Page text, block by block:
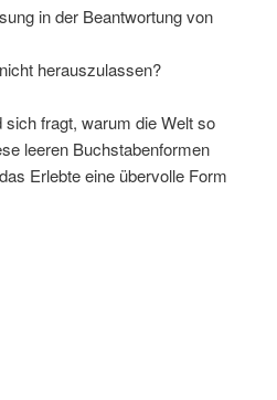
in der Beantwortung von
herauszulassen?
sich fragt, warum die Welt so
leeren Buchstabenformen
Erlebte eine übervolle Form